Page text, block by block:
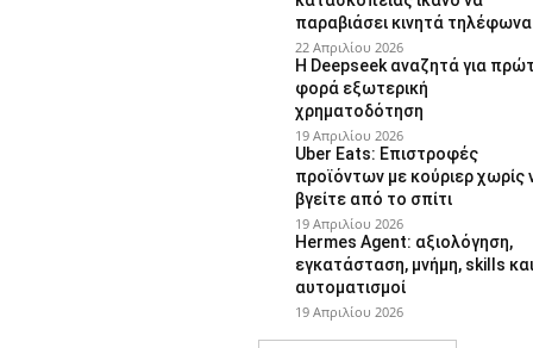
παραβιάσει κινητά τηλέφωνα
22 Απριλίου 2026
Η Deepseek αναζητά για
φορά εξωτερική
χρηματοδότηση
19 Απριλίου 2026
Uber Eats: Επιστροφές
προϊόντων με κούριερ χωρίς
βγείτε από το σπίτι
19 Απριλίου 2026
Hermes Agent: αξιολόγηση,
εγκατάσταση, μνήμη, skills και
αυτοματισμοί
19 Απριλίου 2026